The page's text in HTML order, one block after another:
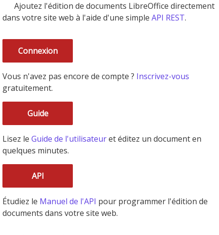
Ajoutez l'édition de documents LibreOffice directement
dans votre site web à l'aide d'une simple API REST.
Connexion
Vous n'avez pas encore de compte ? Inscrivez-vous
gratuitement.
Guide
Lisez le Guide de l'utilisateuret éditez un document en
quelques minutes.
API
Étudiez le Manuel de l'API pour programmer l'édition de
documents dans votre site web.